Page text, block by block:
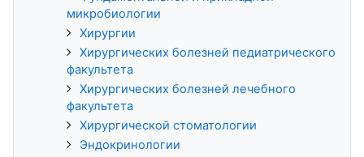
микробиологии
Хирургии
Хирургических болезней педиатрического
факультета
Хирургических болезней лечебного
факультета
Хирургической стоматологии
Эндокринологии